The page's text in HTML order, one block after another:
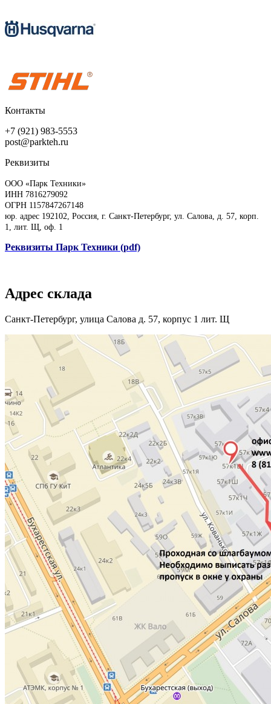
Контакты
+7 (921) 983-5553
post@parkteh.ru
Реквизиты
ООО «Парк Техники»
ИНН 7816279092
ОГРН 1157847267148
юр. адрес 192102, Россия, г. Санкт-Петербург, ул. Салова, д. 57, корп.
1, лит. Щ, оф. 1
Реквизиты Парк Техники (pdf)
Адрес склада
Санкт-Петербург, улица Салова д. 57, корпус 1 лит. Щ